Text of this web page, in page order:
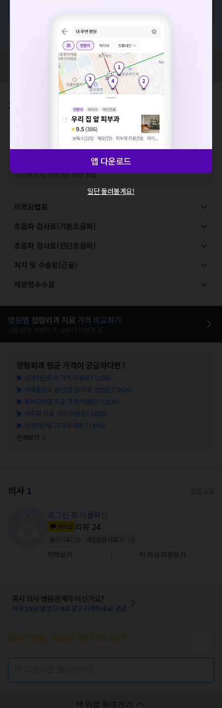
혹은, 의료상담 서비스에 다양한 게시글 보러가기
혹시 잘못된 병원정보가 있나요?
모두닥 팀에 알려주세요!
가격표
비급여 항목의 경우,추가비용 등으로 실제 가격과 상이할 수 있으니, 정확
한 가격은 해당 의료기관에 직접 문의해주세요.
※급여 항목의 경우,건강보험심사평가원에 고지되어 있는 급여 진료 기준 가
격입니다. (진료와 연관된 복합적인 비용이 추가되어, 병원마다 금액이 다르게
산정될 수 있는 점 참고 바랍니다.)
※ 이벤트가, 할인가는VAT 포함
이학요법료
초음파 검사료(기본초음파)
초음파 검사료(진단초음파)
처치 및 수술료(근골)
제증명수수료
병원별 정형외과 치료 가격 비교하기
정형외과 평균 가격이 궁금하다면?
▶ 신경차단주사 가격/비용은? (2026)
▶ 어깨통증의 원인/증상/치료 방법은? (2026)
▶ 족저근막염 치료 가격/비용은? (2026)
▶ 저주파 치료 가격/비용은? (2026)
▶ 신경차단술 가격/비용은? (2026)
전체보기
의사 1
로그인 후 이름확인
카카오 리뷰 24
물리치료 10 내성발톱치료 + 3
약력보기 이 의사 리뷰보기
혹시 의사·병원관계자 이신가요?
최대 200만원 받고 바로 광고 시작하세요! 💰💰
맨 위로 돌아가기
요청하신 작업을 처리하지 못했습니다.
네트워크 또는 서버의 일시적인 오류로, 잠시 후 다시 시도해주
세요. 지속적으로 문제가 발생할 경우 모두닥 채널톡으로 문의
앱 다운로드
일단 둘러볼게요!